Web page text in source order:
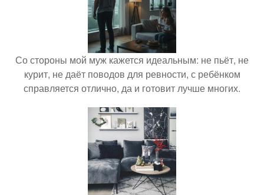
Со стороны мой муж кажется идеальным: не пьёт, не
курит, не даёт поводов для ревности, с ребёнком
справляется отлично, да и готовит лучше многих.